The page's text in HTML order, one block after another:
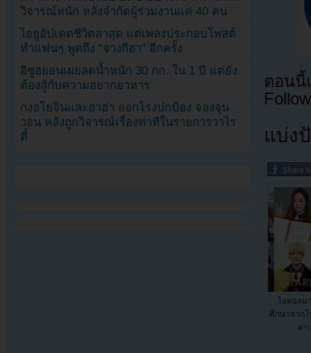
ตอนนี้
แบ่ง
ไอดอลม
ศึกษาจากโ
ต่า
วิจารณ์หนัก หลังจำกัดผู้ร่วมงานแค่ 40 คน
ไอยูอัปเดตชีวิตล่าสุด แต่เพลงประกอบโพสต์
ทำแฟนๆ พูดถึง “จางกีฮา” อีกครั้ง
อีซูฮยอนเผยลดน้ำหนัก 30 กก. ใน 1 ปี แต่ยัง
ต้องสู้กับความอยากอาหาร
กงฮโยจินและฮาฮ่า ออกโรงปกป้อง จองจุน
วอน หลังถูกวิจารณ์เรื่องท่าทีในรายการวาไร
ตี้